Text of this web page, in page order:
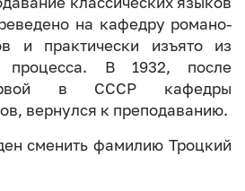
на кафедру романо-
и практически изъято из
процесса. В 1932, после
в СССР кафедры
вернулся к преподаванию.
сменить фамилию Троцкий